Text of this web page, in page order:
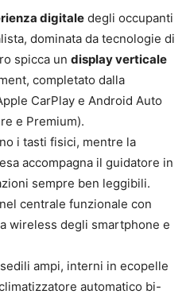
digitale degli occupanti
dominata da tecnologie di
spicca un display verticale
completato dalla
CarPlay e Android Auto
e Premium).
i tasti fisici, mentre la
accompagna il guidatore in
sempre ben leggibili.
centrale funzionale con
wireless degli smartphone e
ampi, interni in ecopelle
automatico bi-